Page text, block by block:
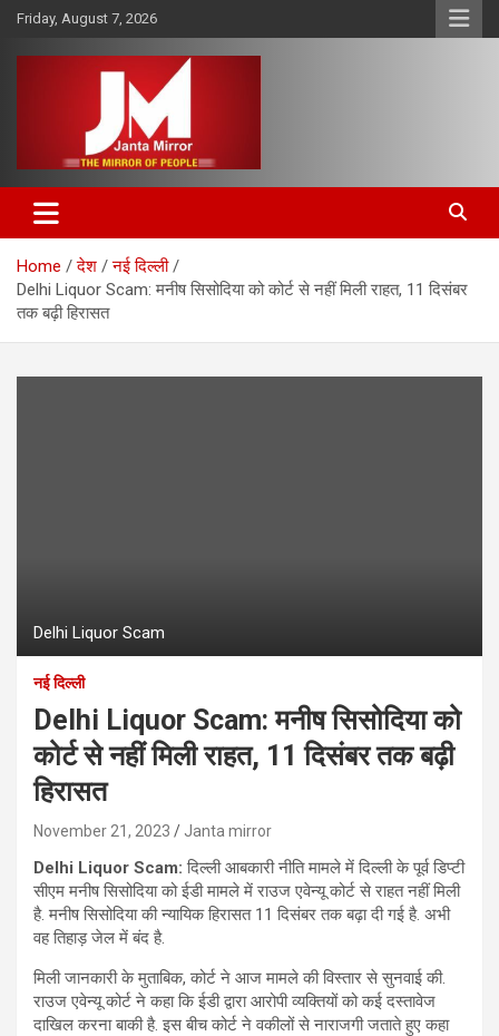
Skip
content
Friday, August 7, 2026
Janta Mirror
Home देश
नई दिल्ली
Delhi Liquor Scam: मनीष सिसोदिया को कोर्ट से नहीं मिली राहत, 11 दिसंबर
तक बढ़ी हिरासत
Delhi Liquor Scam
नई दिल्ली
Delhi Liquor Scam: मनीष सिसोदिया को
कोर्ट से नहीं मिली राहत, 11 दिसंबर तक बढ़ी
हिरासत
November 21, 2023 Janta mirror
Delhi Liquor Scam: दिल्ली आबकारी नीति मामले में दिल्‍ली के पूर्व डिप्‍टी
सीएम मनीष सिसोदिया को ईडी मामले में राउज एवेन्यू कोर्ट से राहत नहीं मिली
है. मनीष सिसोदिया की न्‍यायिक हिरासत 11 दिसंबर तक बढ़ा दी गई है. अभी
वह तिहाड़ जेल में बंद है.
मिली जानकारी के मुताबिक, कोर्ट ने आज मामले की विस्‍तार से सुनवाई की.
राउज एवेन्‍यू कोर्ट ने कहा कि ईडी द्वारा आरोपी व्यक्तियों को कई दस्तावेज
दाखिल करना बाकी है. इस बीच कोर्ट ने वकीलों से नाराजगी जताते हुए कहा